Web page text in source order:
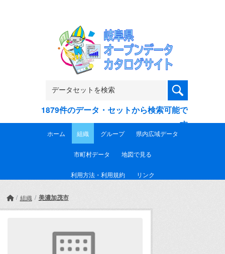
1879件のデータ・セットから検索可能で
す
ホーム 組織 グループ 県内広域データ
市町村データ 地図で見る
利用方法・利用規約 リンク
組織 美濃加茂市